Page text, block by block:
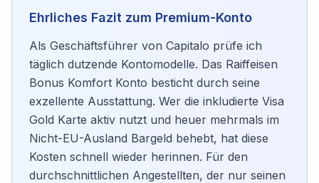
Ehrliches Fazit zum Premium-Konto
Als Geschäftsführer von Capitalo prüfe ich
täglich dutzende Kontomodelle. Das Raiffeisen
Bonus Komfort Konto besticht durch seine
exzellente Ausstattung. Wer die inkludierte Visa
Gold Karte aktiv nutzt und heuer mehrmals im
Nicht-EU-Ausland Bargeld behebt, hat diese
Kosten schnell wieder herinnen. Für den
durchschnittlichen Angestellten, der nur seinen